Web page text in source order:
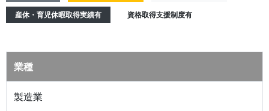
産休・育児休暇取得実績有 資格取得支援制度有
業種
製造業